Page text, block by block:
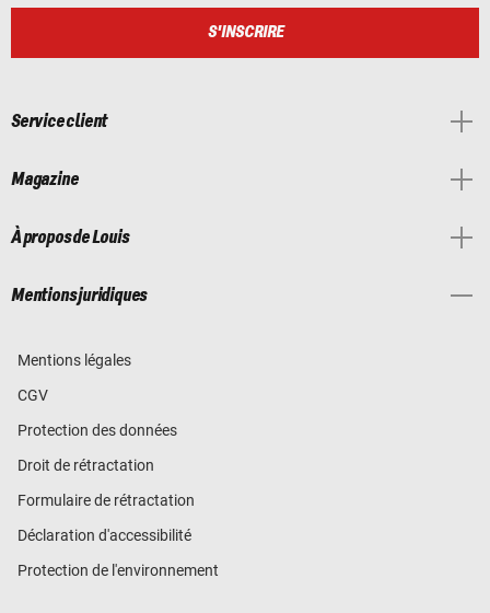
S'INSCRIRE
Service client
Magazine
À propos de Louis
Mentions juridiques
Mentions légales
CGV
Protection des données
Droit de rétractation
Formulaire de rétractation
Déclaration d'accessibilité
Protection de l'environnement